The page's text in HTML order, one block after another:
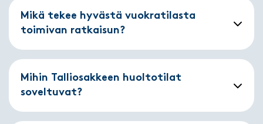
Mikä tekee hyvästä vuokratilasta
toimivan ratkaisun?
Mihin Talliosakkeen huoltotilat
soveltuvat?